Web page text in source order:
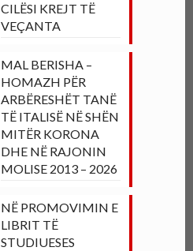
CILËSI KREJT TË
VEÇANTA
MAL BERISHA –
HOMAZH PËR
ARBËRESHËT TANË
TË ITALISË NË SHËN
MITËR KORONA
DHE NË RAJONIN
MOLISE 2013 – 2026
NË PROMOVIMIN E
LIBRIT TË
STUDIUESES